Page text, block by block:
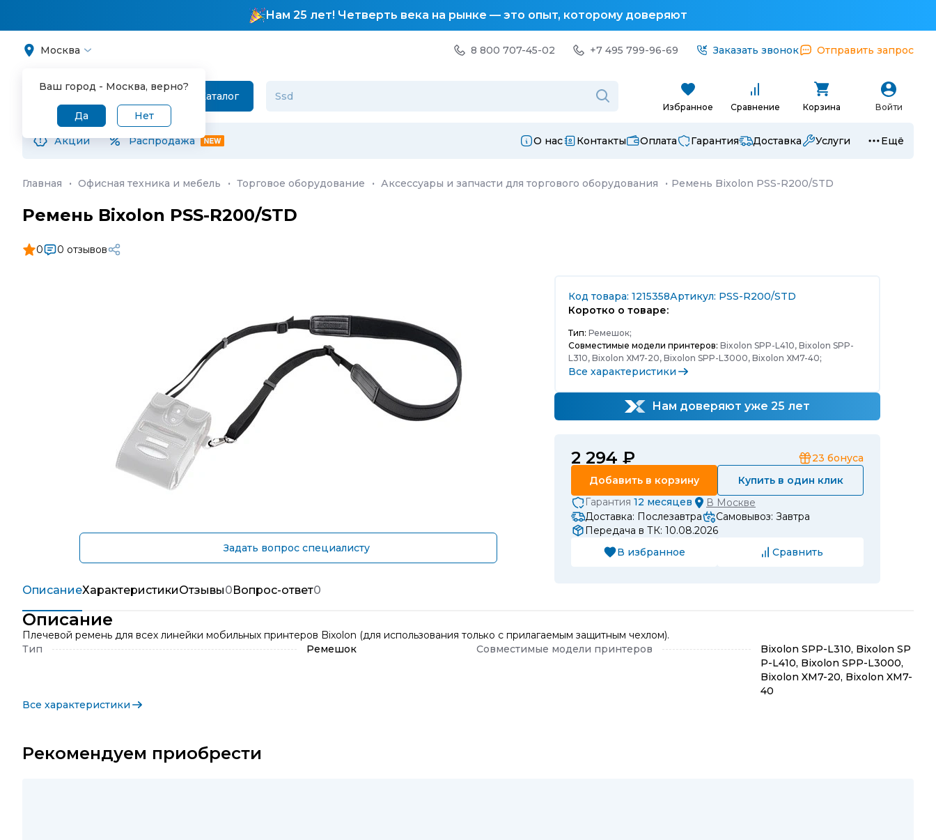
Нам 25 лет! Четверть века на рынке — это опыт, которому доверяют
Москва
Ваш город - Москва, верно?
Да Нет
8 800 707-45-02 +7 495 799-96-69 Заказать звонок Отправить запрос
Каталог
Избранное Сравнение Корзина Войти
Акции Распродажа О нас Контакты Оплата Гарантия Доставка Услуги Ещё
Главная · Офисная техника и мебель · Торговое оборудование · Аксессуары и запчасти для торгового оборудования · Ремень Bixolon PSS-R200/STD
Ремень Bixolon PSS-R200/STD
0 0 отзывов
Задать вопрос специалисту
Код товара: 1215358Артикул: PSS-R200/STD
Коротко о товаре:
Тип: Ремешок;
Совместимые модели принтеров: Bixolon SPP-L410, Bixolon SPP-
L310, Bixolon XM7-20, Bixolon SPP-L3000, Bixolon XM7-40;
Все характеристики
Нам доверяют уже 25 лет
2 294 ₽ 23 бонуса
Добавить в корзину
Купить в один клик
Гарантия 12 месяцев В Москве
Доставка: Послезавтра
Самовывоз: Завтра
Передача в ТК: 10.08.2026
В избранное
Сравнить
ОписаниеХарактеристикиОтзывы0Вопрос-ответ0
Описание
Плечевой ремень для всех линейки мобильных принтеров Bixolon (для использования только с прилагаемым защитным чехлом).
Тип
Ремешок Совместимые модели принтеров
Bixolon SPP-L310, Bixolon SP
P-L410, Bixolon SPP-L3000,
Bixolon XM7-20, Bixolon XM7-
40
Все характеристики
Рекомендуем приобрести